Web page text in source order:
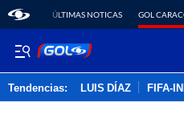
ÚLTIMAS NOTICAS GOL
Tendencias: LUIS DÍAZ FIFA-